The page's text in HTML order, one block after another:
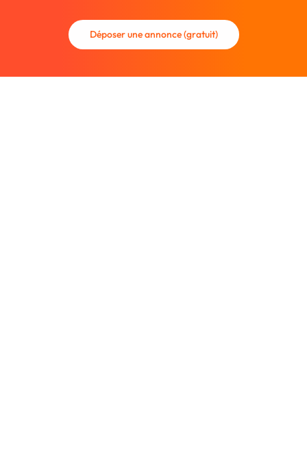
Déposer une annonce (gratuit)